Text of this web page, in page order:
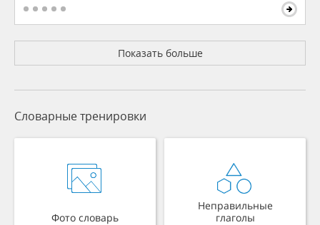
Показать больше
Словарные тренировки
Фото словарь
Неправильные
глаголы